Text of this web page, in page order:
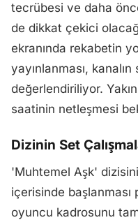
tecrübesi ve daha
de dikkat çekici
ekranında rekabetin
yayınlanması,
değerlendiriliyor.
saatinin netleşmesi
Dizinin Set
'Muhtemel Aşk'
içerisinde başlanması
oyuncu kadrosunu